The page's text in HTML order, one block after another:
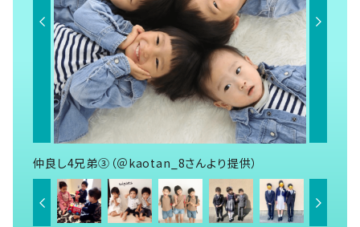
仲良し4兄弟③（＠kaotan_8さんより提供）